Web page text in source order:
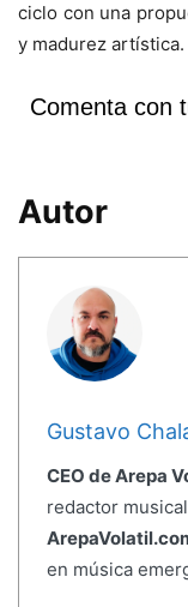
ciclo con una
y madurez artística.
Comenta con
Autor
Gustavo
CEO de Arepa
redactor
en música